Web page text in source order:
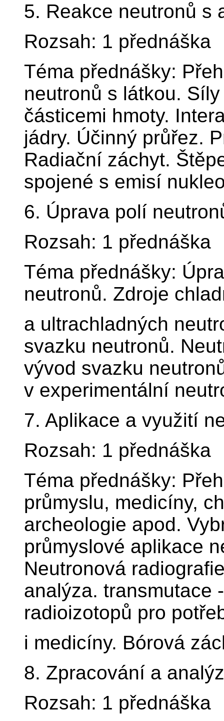
5. Reakce neutronů s
Rozsah: 1 přednáška
Téma přednášky:
neutronů s látkou.
částicemi hmoty.
jádry. Účinný průřez.
Radiační záchyt.
spojené s emisí
6. Úprava polí
Rozsah: 1 přednáška
Téma přednášky:
neutronů. Zdroje
a ultrachladných
svazku neutronů.
vývod svazku
v experimentální
7. Aplikace a využití
Rozsah: 1 přednáška
Téma přednášky:
průmyslu, medicíny,
archeologie apod.
průmyslové aplikace
Neutronová
analýza. transmutace
radioizotopů pro
i medicíny. Bórová
8. Zpracování a
Rozsah: 1 přednáška